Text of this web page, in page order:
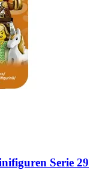
Serie 29